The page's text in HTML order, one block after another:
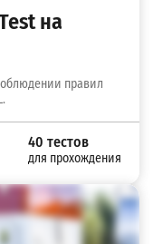
на
правил
40 тестов
для прохождения